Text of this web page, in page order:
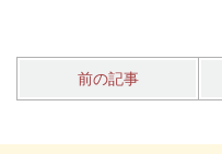
前の記事